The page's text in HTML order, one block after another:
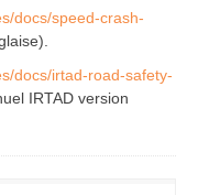
docs/speed-crash-
docs/irtad-road-safety-
IRTAD version